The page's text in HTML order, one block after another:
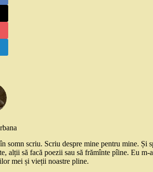
somn scriu. Scriu despre mine pentru mine. Și
alții să facă poezii sau să frămînte pîine. Eu m-
mei și vieții noastre pline.